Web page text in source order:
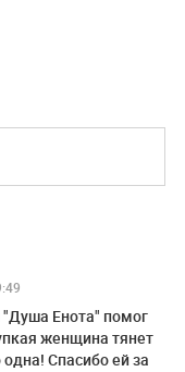
Енота" помог
женщина тянет
Спасибо ей за